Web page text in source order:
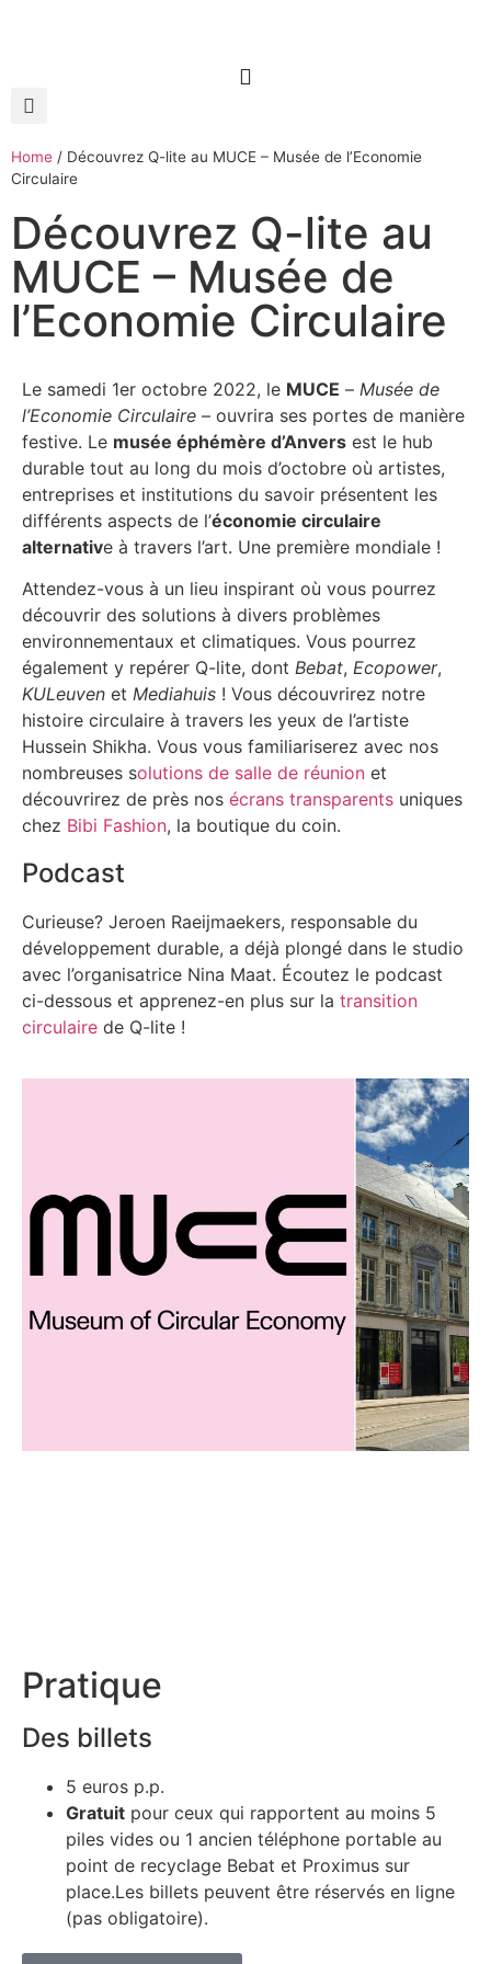
Home / Découvrez Q-lite au MUCE – Musée de l’Economie
Circulaire
Découvrez Q-lite au
MUCE – Musée de
l’Economie Circulaire
Le samedi 1er octobre 2022, le MUCE – Musée de
l’Economie Circulaire – ouvrira ses portes de manière
festive. Le musée éphémère d’Anvers est le hub
durable tout au long du mois d’octobre où artistes,
entreprises et institutions du savoir présentent les
différents aspects de l’économie circulaire
alternative à travers l’art. Une première mondiale !
Attendez-vous à un lieu inspirant où vous pourrez
découvrir des solutions à divers problèmes
environnementaux et climatiques. Vous pourrez
également y repérer Q-lite, dont Bebat, Ecopower,
KULeuven et Mediahuis ! Vous découvrirez notre
histoire circulaire à travers les yeux de l’artiste
Hussein Shikha. Vous vous familiariserez avec nos
nombreuses solutions de salle de réunion et
découvrirez de près nos écrans transparents uniques
chez Bibi Fashion, la boutique du coin.
Podcast
Curieuse? Jeroen Raeijmaekers, responsable du
développement durable, a déjà plongé dans le studio
avec l’organisatrice Nina Maat. Écoutez le podcast
ci-dessous et apprenez-en plus sur la transition
circulaire de Q-lite !
Pratique
Des billets
5 euros p.p.
Gratuit pour ceux qui rapportent au moins 5
piles vides ou 1 ancien téléphone portable au
point de recyclage Bebat et Proximus sur
place.Les billets peuvent être réservés en ligne
(pas obligatoire).